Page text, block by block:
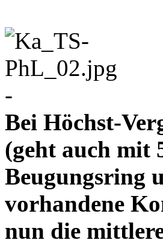
-
Bei Höchst-
(geht auch mit
Beugungsring
vorhandene
nun die